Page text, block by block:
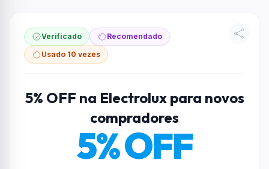
Verificado
Recomendado
Usado 10 vezes
5% OFF na Electrolux para novos
compradores
5% OFF